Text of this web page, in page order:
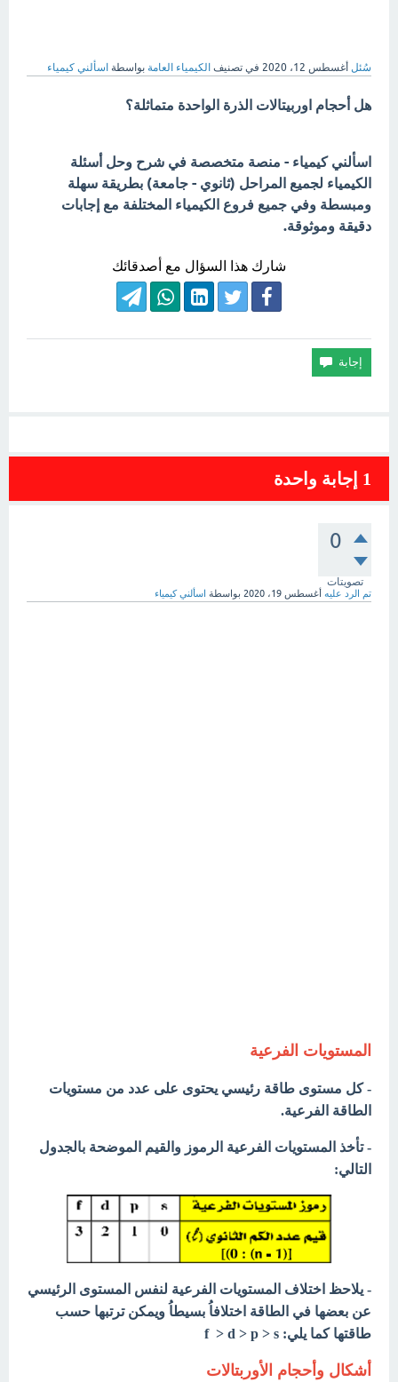
سُئل أغسطس 12، 2020 في تصنيف الكيمياء العامة بواسطة اسألني كيمياء
هل أ حجام اوربيتالات الذرة الواحدة متماثلة؟
اسألني كيمياء - منصة متخصصة في شرح وحل أسئلة
الكيمياء لجميع المراحل (ثانوي - جامعة) بطريقة سهلة
ومبسطة وفي جميع فروع الكيمياء المختلفة مع إجابات
دقيقة وموثوقة.
شارك هذا السؤال مع أصدقائك
1 إجابة واحدة
0
تصويتات
تم الرد عليه أغسطس 19، 2020 بواسطة اسألني كيمياء
المستويات الفرعية
- كل مستوى طاقة رئيسي يحتوى على عدد من مستويات
الطاقة الفرعية.
- تأخذ المستويات الفرعية الرموز والقيم الموضحة بالجدول
التالي:
- يلاحظ اختلاف المستويات الفرعية لنفس المستوى الرئيسي
عن بعضها في الطاقة اختلافاُ بسيطاُ ويمكن ترتبها حسب
طاقتها كما يلي: f > d > p > s
أشكال وأحجام الأوربتالات